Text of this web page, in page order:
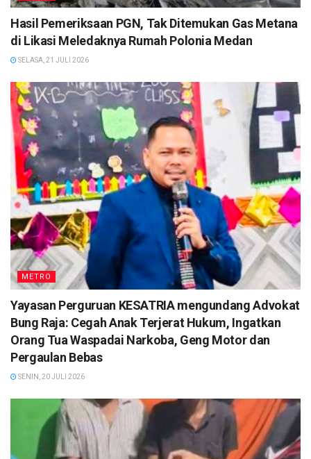
Hasil Pemeriksaan PGN, Tak Ditemukan Gas Metana
di Likasi Meledaknya Rumah Polonia Medan
SELASA, 21 JULI 2026
METRO
Yayasan Perguruan KESATRIA mengundang Advokat
Bung Raja: Cegah Anak Terjerat Hukum, Ingatkan
Orang Tua Waspadai Narkoba, Geng Motor dan
Pergaulan Bebas
SENIN, 20 JULI 2026